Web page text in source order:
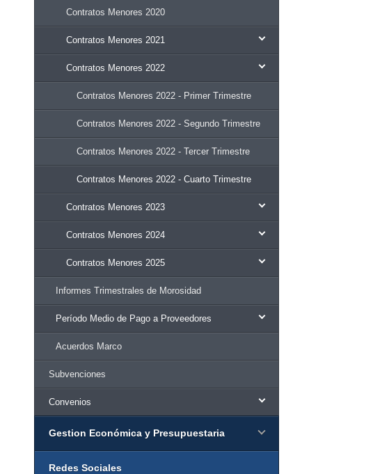
Contratos Menores 2020
Contratos Menores 2021
Contratos Menores 2022
Contratos Menores 2022 - Primer Trimestre
Contratos Menores 2022 - Segundo Trimestre
Contratos Menores 2022 - Tercer Trimestre
Contratos Menores 2022 - Cuarto Trimestre
Contratos Menores 2023
Contratos Menores 2024
Contratos Menores 2025
Informes Trimestrales de Morosidad
Período Medio de Pago a Proveedores
Acuerdos Marco
Subvenciones
Convenios
Gestion Económica y Presupuestaria
Redes Sociales